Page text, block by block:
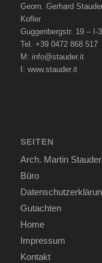
Geom. Gerhard
Kofler
Guggenbergstr. 19 – I-
Tel. +39 0472 868 517
M: info@stauder.it
I: www.stauder.it
SEITEN
Arch. Martin Stauder
Büro
Gutachten
Home
Impressum
Kontakt